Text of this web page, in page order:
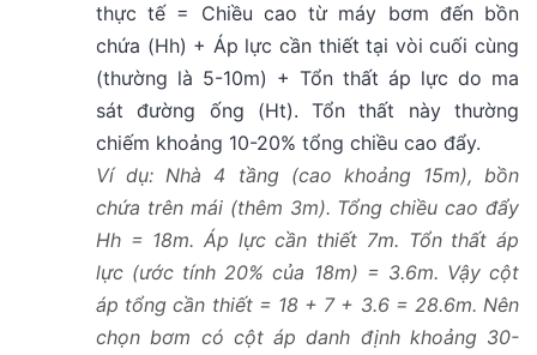
thực tế = Chiều cao từ máy bơm đến bồn
chứa (Hh) + Áp lực cần thiết tại vòi cuối cùng
(thường là 5-10m) + Tổn thất áp lực do ma
sát đường ống (Ht). Tổn thất này thường
chiếm khoảng 10-20% tổng chiều cao đẩy.
Ví dụ: Nhà 4 tầng (cao khoảng 15m), bồn
chứa trên mái (thêm 3m). Tổng chiều cao đẩy
Hh = 18m. Áp lực cần thiết 7m. Tổn thất áp
lực (ước tính 20% của 18m) = 3.6m. Vậy cột
áp tổng cần thiết = 18 + 7 + 3.6 = 28.6m. Nên
chọn bơm có cột áp danh định khoảng 30-